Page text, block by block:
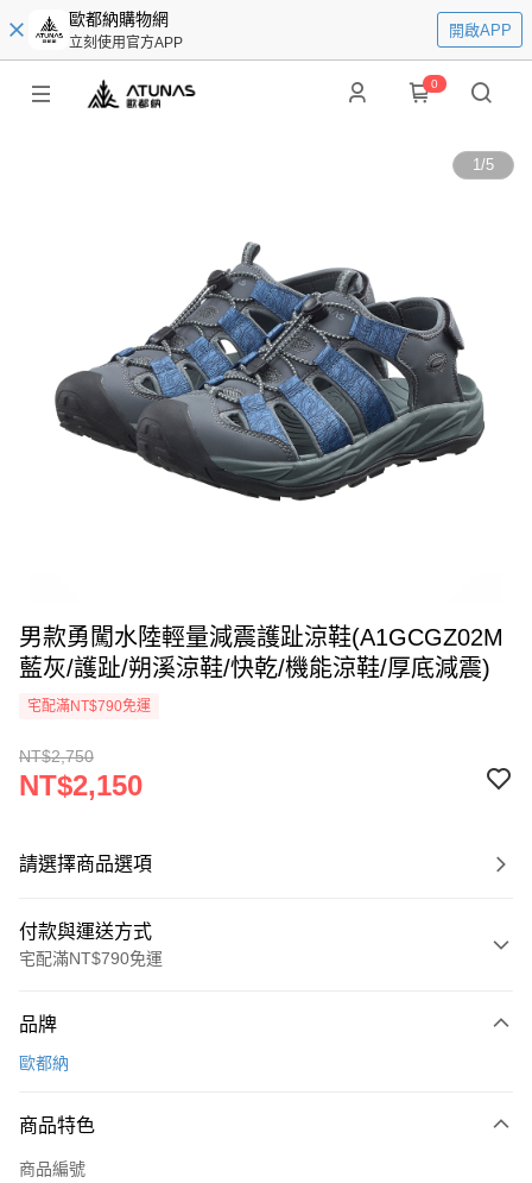
歐都納購物網
立刻使用官方APP
開啟APP
0
1/5
男款勇闖水陸輕量減震護趾涼鞋(A1GCGZ02M
藍灰/護趾/朔溪涼鞋/快乾/機能涼鞋/厚底減震)
宅配滿NT$790免運
NT$2,750
NT$2,150
請選擇商品選項
付款與運送方式
宅配滿NT$790免運
信用卡一次付款
3 期 0 利率 每期
合作金庫商業銀行
品牌
歐都納
商品特色
商品編號